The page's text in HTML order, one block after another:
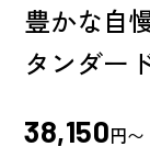
豊かな自
タンダー
38,150円〜